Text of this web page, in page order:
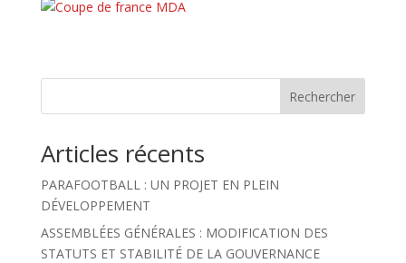
Rechercher
Articles récents
PARAFOOTBALL : UN PROJET EN PLEIN
DÉVELOPPEMENT
ASSEMBLÉES GÉNÉRALES : MODIFICATION DES
STATUTS ET STABILITÉ DE LA GOUVERNANCE